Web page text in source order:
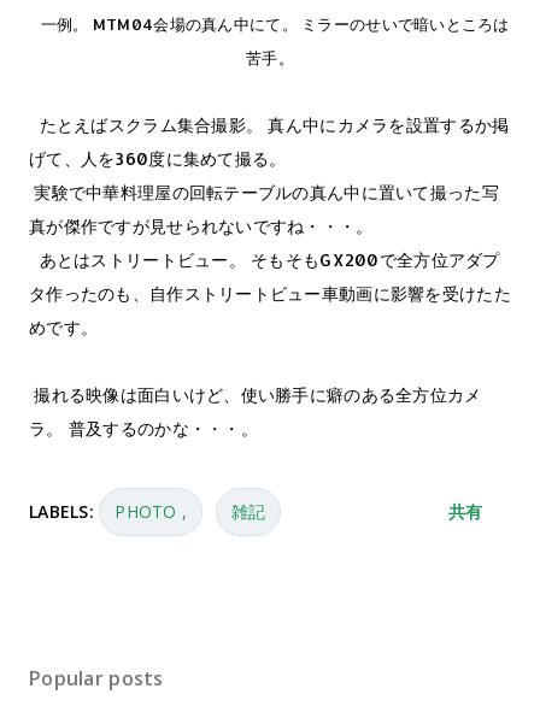
一例。 MTM04会場の真ん中にて。 ミラーのせいで暗いところは
苦手。
たとえばスクラム集合撮影。 真ん中にカメラを設置するか掲
げて、人を360度に集めて撮る。
実験で中華料理屋の回転テーブルの真ん中に置いて撮った写
真が傑作ですが見せられないですね・・・。
あとはストリートビュー。 そもそもGX200で全方位アダプ
タ作ったのも、自作ストリートビュー車動画に影響を受けたた
めです。
撮れる映像は面白いけど、使い勝手に癖のある全方位カメ
ラ。 普及するのかな・・・。
LABELS: PHOTO 雑記 共有
Popular posts